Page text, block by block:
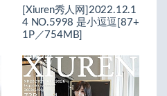
[Xiuren秀人网]2022.12.1
4 NO.5998 是小逗逗[87+
1P／754MB]